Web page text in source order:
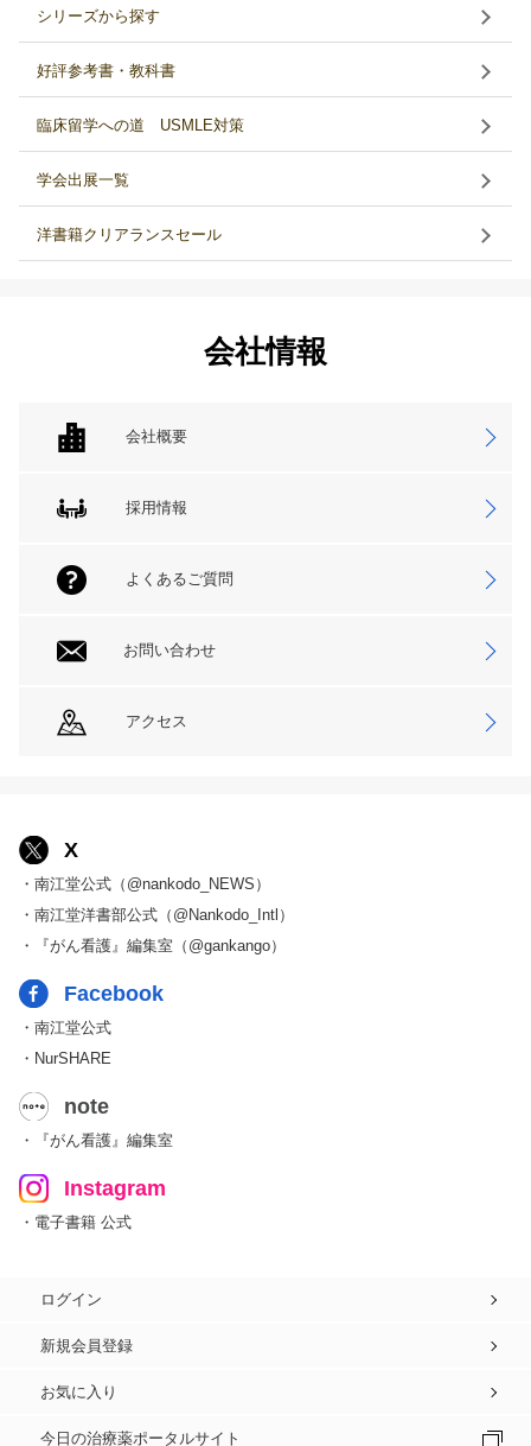
シリーズから探す
好評参考書・教科書
臨床留学への道 USMLE対策
学会出展一覧
洋書籍クリアランスセール
会社情報
会社概要
採用情報
よくあるご質問
お問い合わせ
アクセス
X
・南江堂公式（@nankodo_NEWS）
・南江堂洋書部公式（@Nankodo_Intl）
・『がん看護』編集室（@gankango）
Facebook
・南江堂公式
・NurSHARE
note
・『がん看護』編集室
Instagram
・電子書籍 公式
ログイン
新規会員登録
お気に入り
今日の治療薬ポータルサイト